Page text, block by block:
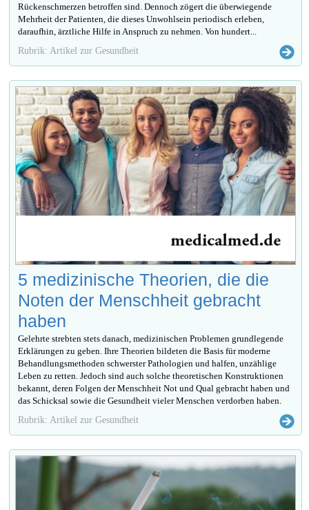
Rückenschmerzen betroffen sind. Dennoch zögert die überwiegende
Mehrheit der Patienten, die dieses Unwohlsein periodisch erleben,
daraufhin, ärztliche Hilfe in Anspruch zu nehmen. Von hundert...
Rubrik: Artikel zur Gesundheit
5 medizinische Theorien, die die
Noten der Menschheit gebracht
haben
Gelehrte strebten stets danach, medizinischen Problemen grundlegende
Erklärungen zu geben. Ihre Theorien bildeten die Basis für moderne
Behandlungsmethoden schwerster Pathologien und halfen, unzählige
Leben zu retten. Jedoch sind auch solche theoretischen Konstruktionen
bekannt, deren Folgen der Menschheit Not und Qual gebracht haben und
das Schicksal sowie die Gesundheit vieler Menschen verdorben haben.
Rubrik: Artikel zur Gesundheit